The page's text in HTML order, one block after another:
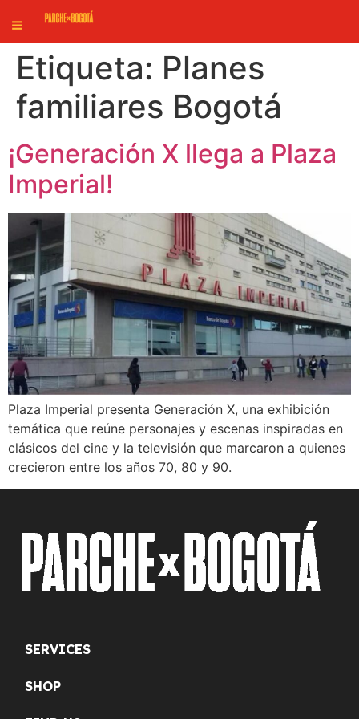
Etiqueta: Planes
familiares Bogotá
¡Generación X llega a Plaza
Imperial!
Plaza Imperial presenta Generación X, una exhibición
temática que reúne personajes y escenas inspiradas en
clásicos del cine y la televisión que marcaron a quienes
crecieron entre los años 70, 80 y 90.
SERVICES
SHOP